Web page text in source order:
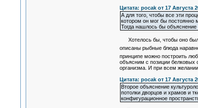
Цитата: pocak от 17 Августа
А для того, чтобы все эти
котором он мог бы постоянно
Тогда нашлось бы
Хотелось бы, чтобы оно было
описаны рыбные блюда
принципе можно построить
объясним с позиции
организма. И при всем
Цитата: pocak от 17 Августа
Второе объяснение
потолки дворцов и храмов и
конфигурационное